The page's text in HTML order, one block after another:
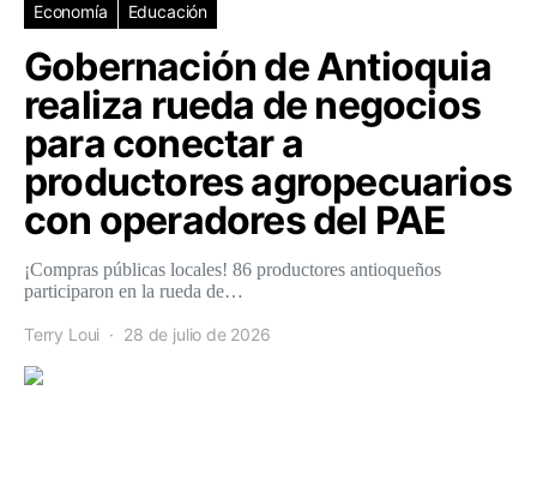
Economía Educación
Gobernación de Antioquia
realiza rueda de negocios
para conectar a
productores agropecuarios
con operadores del PAE
¡Compras públicas locales! 86 productores antioqueños
participaron en la rueda de…
Terry Loui 28 de julio de 2026